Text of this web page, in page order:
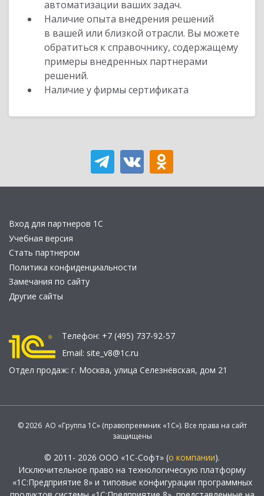
автоматизации ваших задач.
Наличие опыта внедрения решений
в вашей или близкой отрасли. Вы можете
обратиться к справочнику, содержащему
примеры внедренных партнерами
решений.
Наличие у фирмы сертификата
Вход для партнеров 1С
Учебная версия
Стать партнером
Политика конфиденциальности
Замечания по сайту
Другие сайты
Телефон: +7 (495) 737-92-57
Email: site_v8@1c.ru
Отдел продаж: г. Москва, улица Селезнёвская, дом 21
© 2026 АО «Группа 1С» (правопреемник «1С»). Все права на сайт
защищены
© 2011- 2026 ООО «1С-Софт» (о компании).
Исключительное право на технологическую платформу
«1С:Предприятие 8» и типовые конфигурации программных